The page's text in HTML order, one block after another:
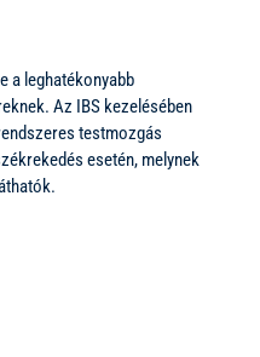
a leghatékonyabb
Az IBS kezelésében
testmozgás
esetén, melynek